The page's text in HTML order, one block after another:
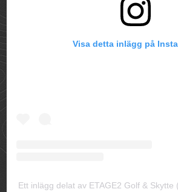
Visa detta inlägg på
Ett inlägg delat av ETAGE2 Golf & Skytte